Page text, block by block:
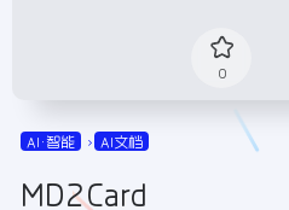
0
AI•智能 AI文档
MD2Card